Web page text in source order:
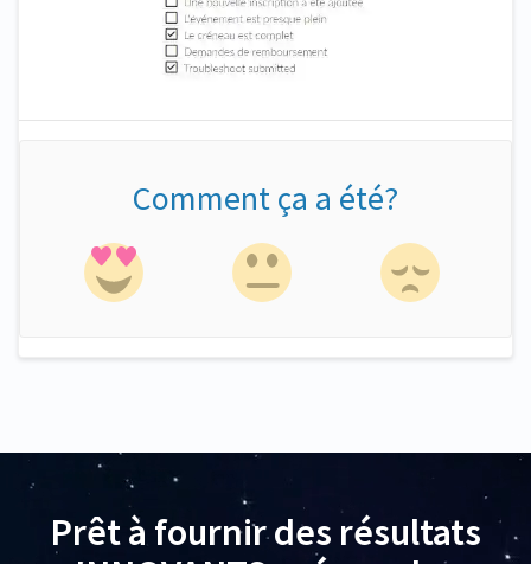
Comment ça a été?
Prêt à fournir des résultats